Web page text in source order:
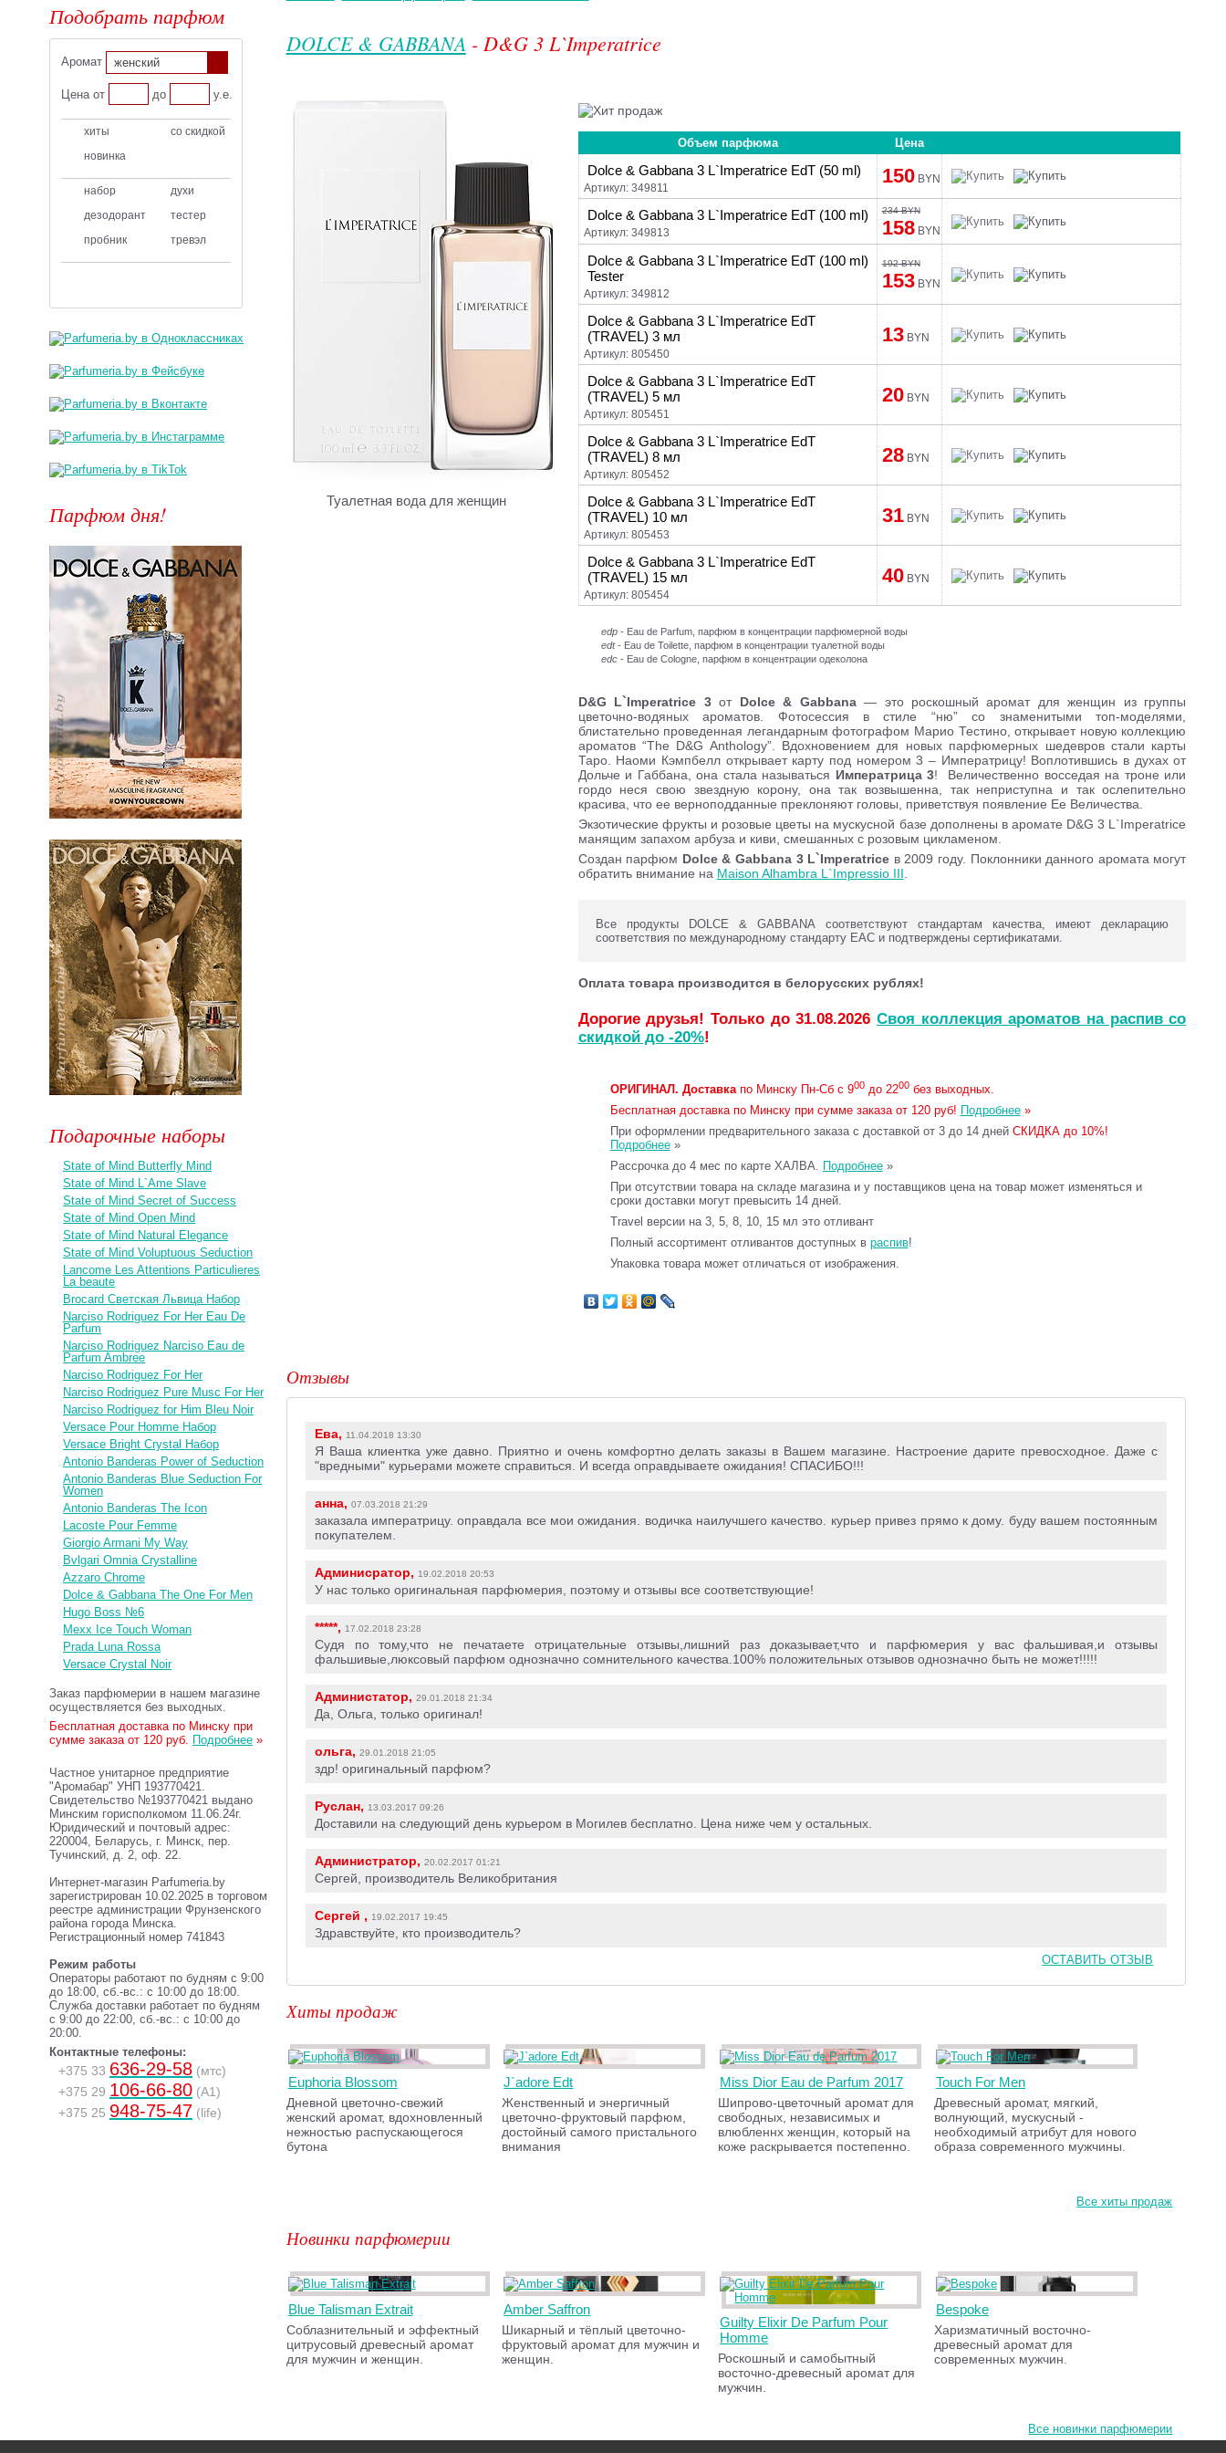
DOLCE & GABBANA- D&G 3 L`Imperatrice
Туалетная вода для женщин
Объем парфюма Цена
Dolce & Gabbana 3 L`Imperatrice EdT (50 ml)
Артикул: 349811
150 BYN
Dolce & Gabbana 3 L`Imperatrice EdT (100 ml)
Артикул: 349813
234 BYN
158 BYN
Dolce & Gabbana 3 L`Imperatrice EdT (100 ml)
Tester
Артикул: 349812
192 BYN
153 BYN
Dolce & Gabbana 3 L`Imperatrice EdT
(TRAVEL) 3 мл
Артикул: 805450
13 BYN
Dolce & Gabbana 3 L`Imperatrice EdT
(TRAVEL) 5 мл
Артикул: 805451
20 BYN
Dolce & Gabbana 3 L`Imperatrice EdT
(TRAVEL) 8 мл
Артикул: 805452
28 BYN
Dolce & Gabbana 3 L`Imperatrice EdT
(TRAVEL) 10 мл
Артикул: 805453
31 BYN
Dolce & Gabbana 3 L`Imperatrice EdT
(TRAVEL) 15 мл
Артикул: 805454
40 BYN
edp- Eau de Parfum, парфюм в концентрации парфюмерной воды
edt- Eau de Toilette, парфюм в концентрации туалетной воды
edc- Eau de Cologne, парфюм в концентрации одеколона
D&G L`Imperatrice 3от Dolce & Gabbana— это роскошный аромат для женщин из группы
цветочно-водяных ароматов. Фотосессия в стиле “ню” со знаменитыми топ-моделями,
блистательно проведенная легандарным фотографом Марио Тестино, открывает новую коллекцию
ароматов “The D&G Anthology”. Вдохновением для новых парфюмерных шедевров стали карты
Таро. Наоми Кэмпбелл открывает карту под номером 3 – Императрицу! Воплотившись в духах от
Дольче и Габбана, она стала называться Императрица 3! Величественно восседая на троне или
гордо неся свою звездную корону, она так возвышенна, так неприступна и так ослепительно
красива, что ее верноподданные преклоняют головы, приветствуя появление Ее Величества.
Экзотические фрукты и розовые цветы на мускусной базе дополнены в аромате D&G 3 L`Imperatrice
манящим запахом арбуза и киви, смешанных с розовым цикламеном.
Создан парфюм Dolce & Gabbana 3 L`Imperatrice в 2009 году. Поклонники данного аромата могут
обратить внимание на Maison Alhambra L`Impressio III
Все продукты DOLCE & GABBANA соответствуют стандартам качества, имеют декларацию
соответствия по международному стандарту ЕАС и подтверждены сертификатами.
Оплата товара производится в белорусских рублях!
Дорогие друзья! Только до 31.08.2026 Своя коллекция ароматов на распив со
скидкой до -20%!
ОРИГИНАЛ. Доставкапо Минску Пн-Сб с 900до 2200без выходных.
Бесплатная доставка по Минску при сумме заказа от 120 руб! Подробнее»
При оформлении предварительного заказа с доставкой от 3 до 14 дней СКИДКА до 10%!
Подробнее»
Рассрочка до 4 мес по карте ХАЛВА. Подробнее»
При отсутствии товара на складе магазина и у поставщиков цена на товар может изменяться и
сроки доставки могут превысить 14 дней.
Travel версии на 3, 5, 8, 10, 15 мл это отливант
Полный ассортимент отливантов доступных в распив!
Упаковка товара может отличаться от изображения.
Отзывы
Ева, 11.04.2018 13:30
Я Ваша клиентка уже давно. Приятно и очень комфортно делать заказы в Вашем магазине. Настроение дарите превосходное. Даже с
"вредными" курьерами можете справиться. И всегда оправдываете ожидания! СПАСИБО!!!
анна, 07.03.2018 21:29
заказала императрицу. оправдала все мои ожидания. водичка наилучшего качество. курьер привез прямо к дому. буду вашем постоянным
покупателем.
Админисратор, 19.02.2018 20:53
У нас только оригинальная парфюмерия, поэтому и отзывы все соответствующие!
*****, 17.02.2018 23:28
Cудя по тому,что не печатаете отрицательные отзывы,лишний раз доказывает,что и парфюмерия у вас фальшивая,и отзывы
фальшивые,люксовый парфюм однозначно сомнительного качества.100% положительных отзывов однозначно быть не может!!!!!
Администатор, 29.01.2018 21:34
Да, Ольга, только оригинал!
ольга, 29.01.2018 21:05
здр! оригинальный парфюм?
Руслан, 13.03.2017 09:26
Доставили на следующий день курьером в Могилев бесплатно. Цена ниже чем у остальных.
Администратор, 20.02.2017 01:21
Сергей, производитель Великобритания
Сергей , 19.02.2017 19:45
Здравствуйте, кто производитель?
ОСТАВИТЬ ОТЗЫВ
Хиты продаж
Euphoria Blossom
Дневной цветочно-свежий
женский аромат, вдохновленный
нежностью распускающегося
бутона
J`adore Edt
Женственный и энергичный
цветочно-фруктовый парфюм,
достойный самого пристального
внимания
Miss Dior Eau de Parfum 2017
Шипрово-цветочный аромат для
свободных, независимых и
влюбленнх женщин, который на
коже раскрывается постепенно.
Touch For Men
Древесный аромат, мягкий,
волнующий, мускусный -
необходимый атрибут для нового
образа современного мужчины.
Все хиты продаж
Новинки парфюмерии
Blue Talisman Extrait
Соблазнительный и эффектный
цитрусовый древесный аромат
для мужчин и женщин.
Amber Saffron
Шикарный и тёплый цветочно-
фруктовый аромат для мужчин и
женщин.
Guilty Elixir De Parfum Pour
Homme
Роскошный и самобытный
восточно-древесный аромат для
мужчин.
Bespoke
Харизматичный восточно-
древесный аромат для
современных мужчин.
Все новинки парфюмерии
Подобрать парфюм
Аромат женский
Цена от до у.е.
хиты
со скидкой
новинка
набор
духи
дезодорант
тестер
пробник
тревэл
Парфюм дня!
Подарочные наборы
State of Mind Butterfly Mind
State of Mind L`Ame Slave
State of Mind Secret of Success
State of Mind Open Mind
State of Mind Natural Elegance
State of Mind Voluptuous Seduction
Lancome Les Attentions Particulieres
La beaute
Brocard Светская Львица Набор
Narciso Rodriguez For Her Eau De
Parfum
Narciso Rodriguez Narciso Eau de
Parfum Ambree
Narciso Rodriguez For Her
Narciso Rodriguez Pure Musc For Her
Narciso Rodriguez for Him Bleu Noir
Versace Pour Homme Набор
Versace Bright Crystal Набор
Antonio Banderas Power of Seduction
Antonio Banderas Blue Seduction For
Women
Antonio Banderas The Icon
Lacoste Pour Femme
Giorgio Armani My Way
Bvlgari Omnia Crystalline
Azzaro Chrome
Dolce & Gabbana The One For Men
Hugo Boss №6
Mexx Ice Touch Woman
Prada Luna Rossa
Versace Crystal Noir
Заказ парфюмерии в нашем магазине
осуществляется без выходных.
Бесплатная доставка по Минску при
сумме заказа от 120 руб. Подробнее »
Частное унитарное предприятие
"Аромабар" УНП 193770421.
Свидетельство №193770421 выдано
Минским горисполкомом 11.06.24г.
Юридический и почтовый адрес:
220004, Беларусь, г. Минск, пер.
Тучинский, д. 2, оф. 22.
Интернет-магазин Parfumeria.by
зарегистрирован 10.02.2025 в торговом
реестре администрации Фрунзенского
района города Минска.
Регистрационный номер 741843
Режим работы
Операторы работают по будням с 9:00
до 18:00, сб.-вс.: с 10:00 до 18:00.
Служба доставки работает по будням
с 9:00 до 22:00, сб.-вс.: с 10:00 до
20:00.
Контактные телефоны:
+375 33 636-29-58 (мтс)
+375 29 106-66-80 (A1)
+375 25 948-75-47 (life)